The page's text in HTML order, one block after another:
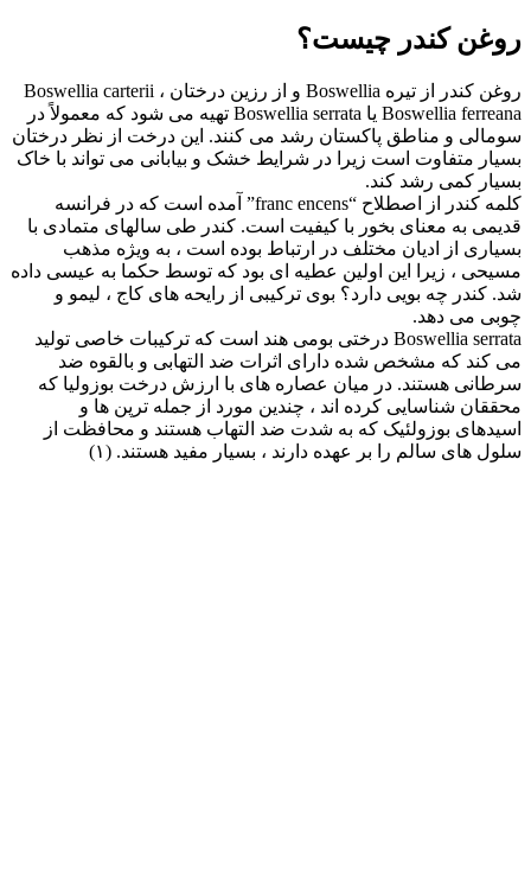
روغن کندر چیست؟
روغن کندر از تیره Boswellia و از رزین درختان Boswellia carterii ،
Boswellia ferreana یا Boswellia serrata تهیه می شود که معمولاً در
سومالی و مناطق پاکستان رشد می کنند. این درخت از نظر درختان
بسیار متفاوت است زیرا در شرایط خشک و بیابانی می تواند با خاک
بسیار کمی رشد کند.
کلمه کندر از اصطلاح “franc encens” آمده است که در فرانسه
قدیمی به معنای بخور با کیفیت است. کندر طی سالهای متمادی با
بسیاری از ادیان مختلف در ارتباط بوده است ، به ویژه مذهب
مسیحی ، زیرا این اولین عطیه ای بود که توسط حکما به عیسی داده
شد. کندر چه بویی دارد؟ بوی ترکیبی از رایحه های کاج ، لیمو و
چوبی می دهد.
Boswellia serrata درختی بومی هند است که ترکیبات خاصی تولید
می کند که مشخص شده دارای اثرات ضد التهابی و بالقوه ضد
سرطانی هستند. در میان عصاره های با ارزش درخت بوزولیا که
محققان شناسایی کرده اند ، چندین مورد از جمله ترپن ها و
اسیدهای بوزولئیک که به شدت ضد التهاب هستند و محافظت از
سلول های سالم را بر عهده دارند ، بسیار مفید هستند. (۱)